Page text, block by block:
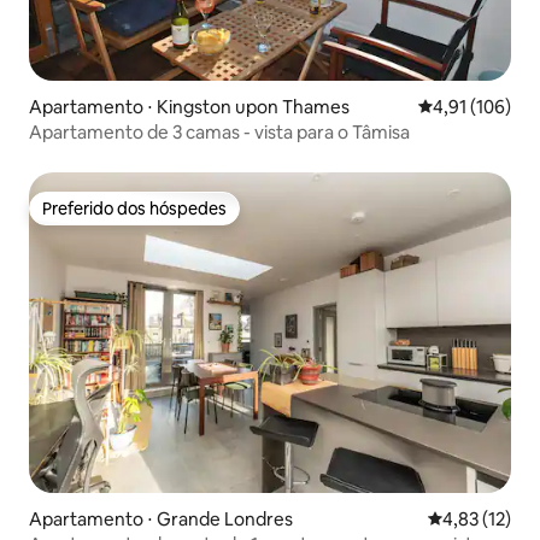
Apartamento ⋅ Kingston upon Thames 4,91 de uma
4,91 (106)
Apartamento de 3 camas - vista para o Tâmisa
Preferido dos hóspedes
Preferido dos hóspedes
Apartamento ⋅ Grande Londres 4,83 de uma
4,83 (12)